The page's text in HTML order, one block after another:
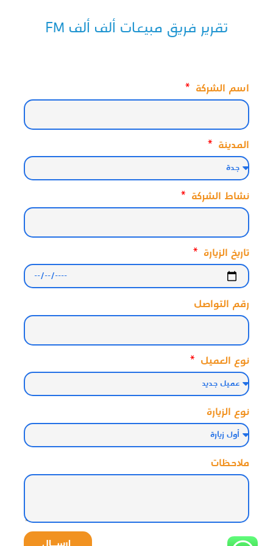
تقرير فريق مبيعات ألف ألف FM
اسم الشركة
المدينة
نشاط الشركة
تاريخ الزيارة
رقم التواصل
نوع العميل
نوع الزيارة
ملاحظات